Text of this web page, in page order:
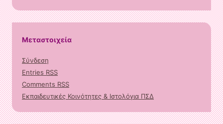
Μεταστοιχεία
Σύνδεση
Entries RSS
Comments RSS
Εκπαιδευτικές Κοινότητες & Ιστολόγια ΠΣΔ